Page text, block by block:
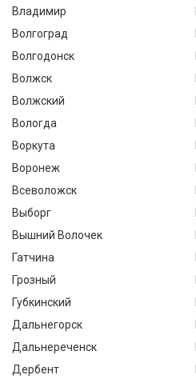
Владимир
Волгоград
Волгодонск
Волжск
Волжский
Вологда
Воркута
Воронеж
Всеволожск
Выборг
Вышний Волочек
Гатчина
Грозный
Губкинский
Дальнегорск
Дальнереченск
Дербент